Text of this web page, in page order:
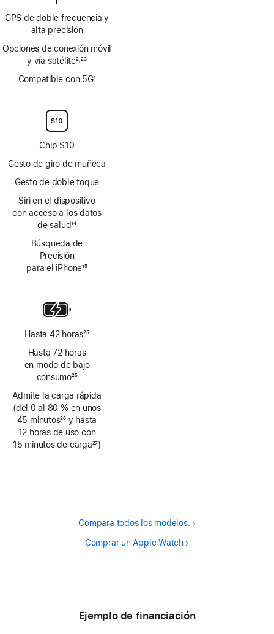
GPS de doble frecuencia y
alta precisión
Opciones de conexión móvil
y vía satélite2,23
Compatible con 5G
página
1
Chip S10
Gesto de giro de muñeca
Gesto de doble toque
Siri en el dispositivo
con acceso a los datos
de salud14
Búsqueda de
Precisión
para el iPhone
página
15
Hasta 42 horas
a
pie
página
25
Hasta 72 horas
en modo de bajo
consumo
a
pie
de
página
25
Admite la carga rápida
(del 0 al 80 % en unos
45 minutos
Nota
26 y hasta
12 horas de uso con
15 minutos de carga27)
Compara todos los modelos.
Comprar un Apple Watch
Ejemplo de financiación